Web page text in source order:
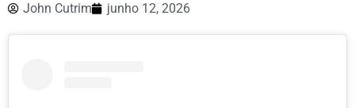
John Cutrim junho 12, 2026